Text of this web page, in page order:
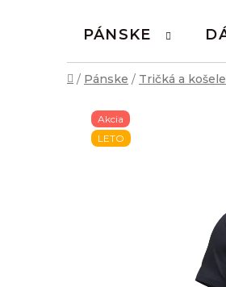
PÁNSKE
Domov
/ Pánske / Tričká a košele
Akcia
LETO